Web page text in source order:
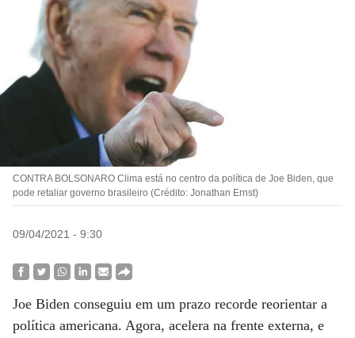
CONTRA BOLSONARO Clima está no centro da política de Joe Biden, que
pode retaliar governo brasileiro (Crédito: Jonathan Ernst)
09/04/2021 - 9:30
Joe Biden conseguiu em um prazo recorde reorientar a
política americana. Agora, acelera na frente externa, e